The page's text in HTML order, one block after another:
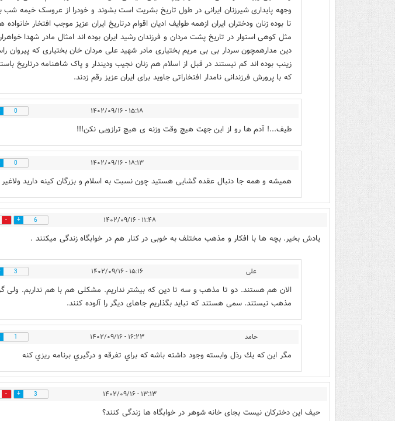
وجهه پایداری شیرزنان ایرانی در طول تاریخ بشریت است بشوند و خودرا از عروسک خیمه شب
تا بوده زنان ودختران ایران ازهمه طوایف ادیان اقوام درتاریخ ایران عزیز موجب افتخار
مثل کوهی استوار در تاریخ پشت مردان و فرزندان رشید ایران بوده اند امثال مادر شهدا
دین مدارهمچون سردار بی بی مریم بختیاری مادر شهید علی مردان خان بختیاری که
زینب بوده اند کم نیستند در قبل از اسلام هم زنان نجیب ودیندار و پاک شاهنامه درتاریخ
که با پرورش فرزندانی نامدار افتخاراتی جاوید برای ایران عزیز رقم زدند.
۱۵:۱۸ - ۱۴۰۲/۰۹/۱۶ 0
طیف...! آدم ها رو از این جهت هیچ وقت وزنه ی هیچ ترازویی نکن!!!
۱۸:۱۳ - ۱۴۰۲/۰۹/۱۶ 0
همیشه و همه جا دنبال عقده گشایی هستید چون نسبت به اسلام و بزرگان کینه دارید ولاغیر
۱۱:۴۸ - ۱۴۰۲/۰۹/۱۶ 6
یادش بخیر. بچه ها با افکار و مذهب مختلف به خوبی در کنار هم در خوابگاه زندگی میکنند .
علی ۱۵:۱۶ - ۱۴۰۲/۰۹/۱۶ 3
الان هم هستند. دو تا مذهب و سه تا دین که بیشتر نداریم. مشکلی هم با هم نداربم. ولی
مذهب نیستند. سمی هستند که نباید بگذاریم جاهای دیگر را آلوده کنند.
حامد ۱۶:۲۳ - ۱۴۰۲/۰۹/۱۶ 1
مگر اين كه يك رذل وابسته وجود داشته باشه كه براي تفرقه و درگيري برنامه ريزي كنه
۱۳:۱۳ - ۱۴۰۲/۰۹/۱۶ 3
حیف این دخترکان نیست بجای خانه شوهر در خوابگاه ها زندگی کنند؟